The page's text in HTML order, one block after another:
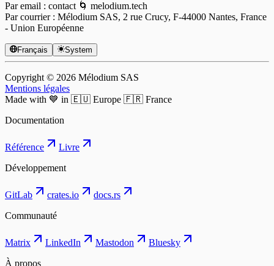
Par email : contact 🌀 melodium.tech
Par courrier : Mélodium SAS, 2 rue Crucy, F-44000 Nantes, France
- Union Européenne
Français System
Copyright © ⁨2026⁩ Mélodium SAS
Mentions légales
Made with 💙 in 🇪🇺 Europe 🇫🇷 France
Documentation
Référence
Livre
Développement
GitLab crates.io
docs.rs
Communauté
Matrix LinkedIn Mastodon
Bluesky
À propos